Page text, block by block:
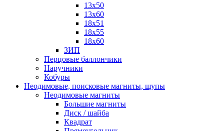
13х50
13х60
18х51
18х55
18х60
ЗИП
Перцовые баллончики
Наручники
Кобуры
Неодимовые, поисковые магниты, щупы
Неодимовые магниты
Большие магниты
Диск / шайба
Квадрат